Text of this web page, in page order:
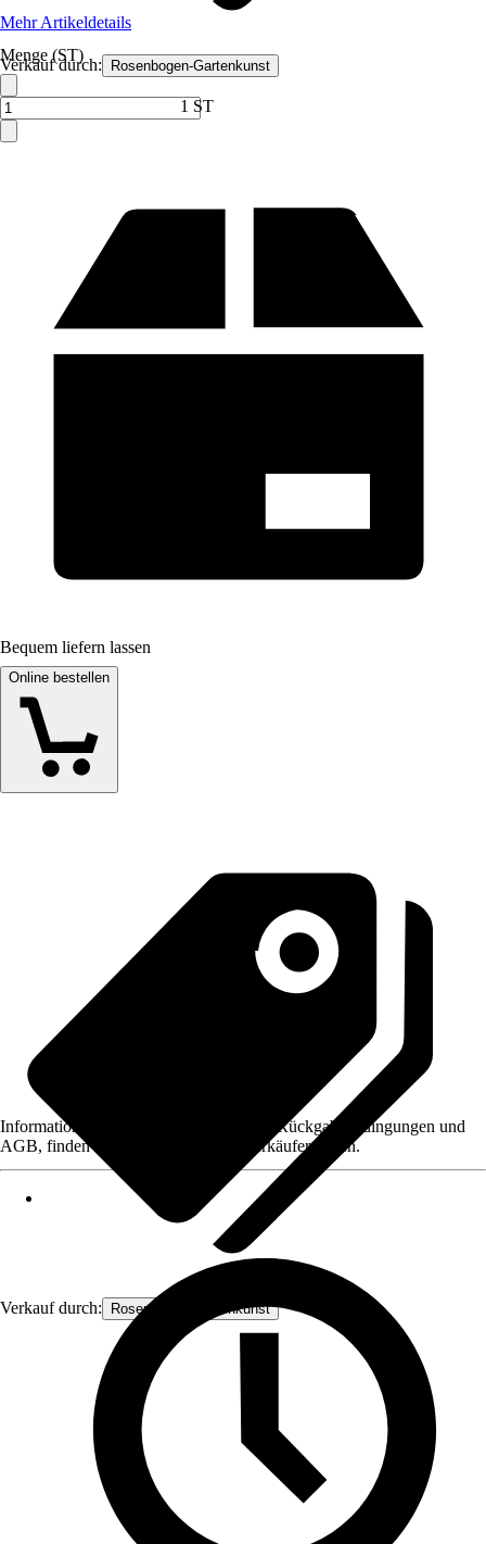
Verkauf durch: Rosenbogen-Gartenkunst
Mehr Artikeldetails
Menge (ST)
1 ST
Bequem liefern lassen
Online bestellen
Verkauf durch: Rosenbogen-Gartenkunst
Informationen des Verkäufers, wie z. B. Rückgabebedingungen und
AGB, finden Sie bei Klick auf den Verkäufernamen.